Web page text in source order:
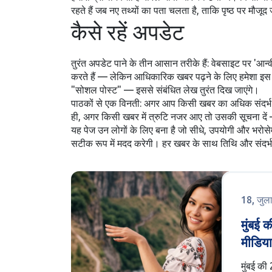
रहते हैं जब नए तथ्यों का पता चलता है, ताकि पृष्ठ पर मौजूद
कैसे रहें अपडेट
तुरंत अपडेट पाने के तीन आसान तरीके हैं: वेबसाइट पर
करते हैं — लेकिन आधिकारिक खबर पढ़ने के लिए हमेशा
"सोशल पोस्ट" — इससे संबंधित लेख तुरंत दिख जाएंगे।
पाठकों से एक विनती: अगर आप किसी खबर का अधिक
ही, अगर किसी खबर में त्रुटि नजर आए तो उसकी सूचना
यह पेज उन लोगों के लिए बना है जो सीधे, उपयोगी और
सटीक रूप में मदद करेगी। हर खबर के साथ तिथि और
18,
मुंबई
की
मुंबई की